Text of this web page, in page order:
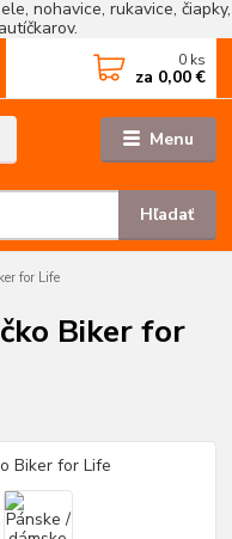
nohavice, rukavice, čiapky,
Menu
Hľadať
0 ks
za 0,00 €
for Life
Biker for